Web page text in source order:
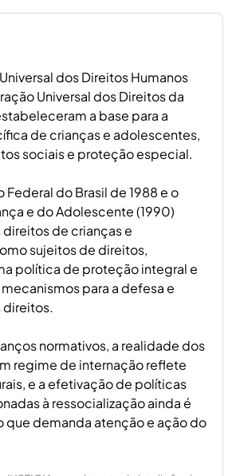
dos Direitos Humanos
Universal dos Direitos da
a base para a
de crianças e adolescentes,
sociais e proteção especial.
Federal do Brasil de 1988 e o
e do Adolescente (1990)
de crianças e
sujeitos de direitos,
política de proteção integral e
para a defesa e
direitos.
normativos, a realidade dos
regime de internação reflete
e a efetivação de políticas
à ressocialização ainda é
que demanda atenção e ação do